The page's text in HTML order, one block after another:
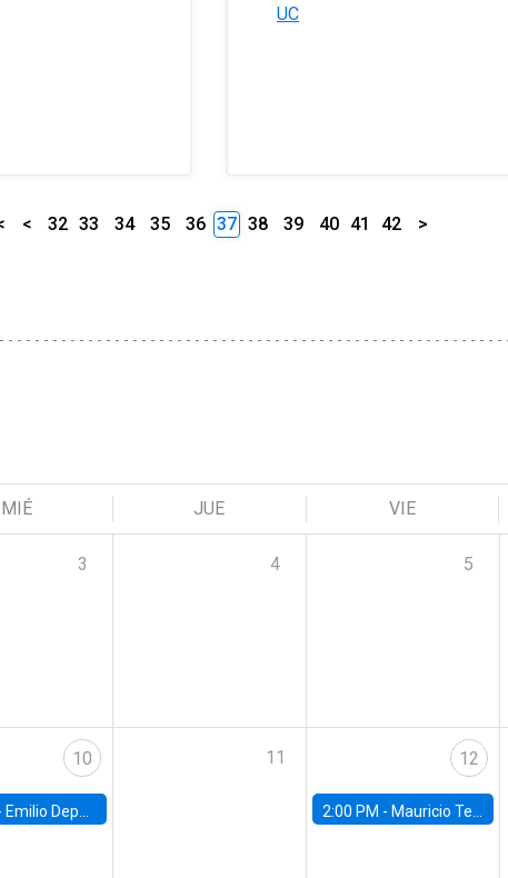
UC
< 32 33 34 35 36 37 38 39 40 41 42 >
MIÉ JUE VIE
3 4 5
10
Emilio Depetris-Chauvín, Universidad Católica
11 12
2:00 PM - Mauricio Tejada, UDP